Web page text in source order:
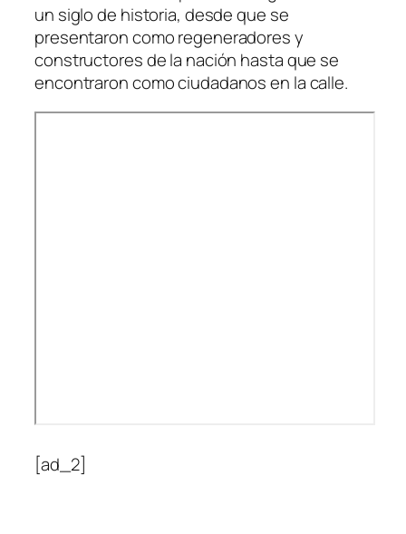
un siglo de historia, desde que se
presentaron como regeneradores y
constructores de la nación hasta que se
encontraron como ciudadanos en la calle.
[ad_2]